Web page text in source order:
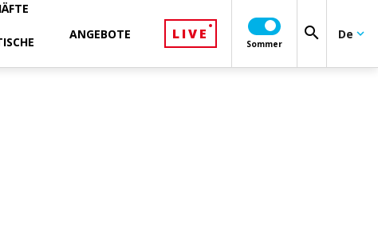
ANGEBOTE LIVE
Sommer
search De keyboard_arrow_down